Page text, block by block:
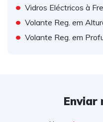
• Vidros Eléctricos à
• Volante Reg. em
• Volante Reg. em
Enviar